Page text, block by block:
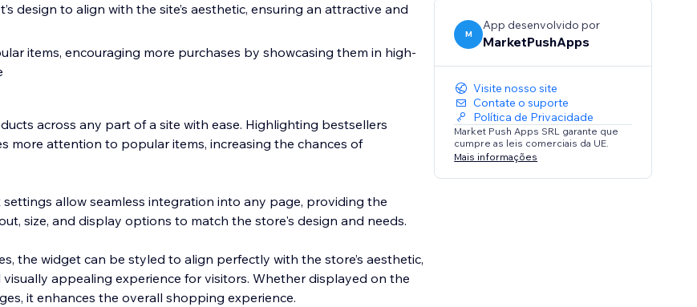
design to align with the site’s aesthetic, ensuring an attractive and
items, encouraging more purchases by showcasing them in high-
across any part of a site with ease. Highlighting bestsellers
more attention to popular items, increasing the chances of
allow seamless integration into any page, providing the
size, and display options to match the store's design and needs.
the widget can be styled to align perfectly with the store’s aesthetic,
appealing experience for visitors. Whether displayed on the
it enhances the overall shopping experience.
M
App desenvolvido por
MarketPushApps
Visite nosso site
Contate o suporte
Política de Privacidade
Market Push Apps SRL garante que
cumpre as leis comerciais da UE.
Mais informações